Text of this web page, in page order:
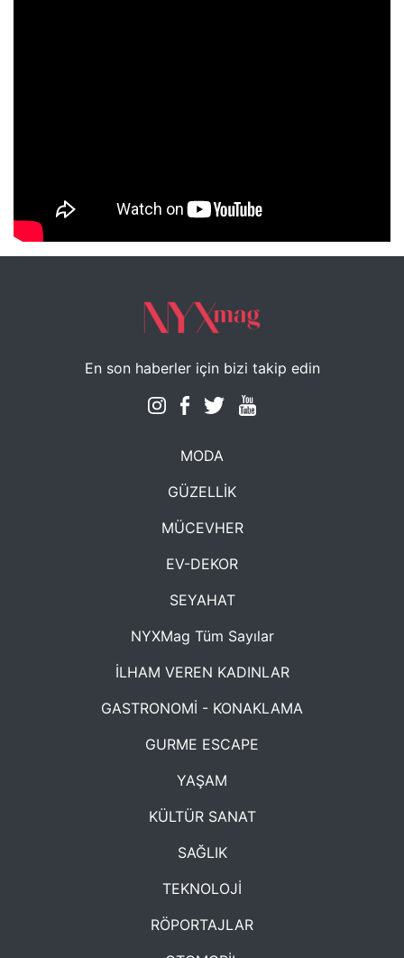
NYXmag 2. Yaş Kutlama Etkinliği
En son haberler için bizi takip edin
MODA
GÜZELLİK
MÜCEVHER
EV-DEKOR
SEYAHAT
NYXMag Tüm Sayılar
İLHAM VEREN KADINLAR
GASTRONOMİ - KONAKLAMA
GURME ESCAPE
YAŞAM
KÜLTÜR SANAT
SAĞLIK
TEKNOLOJİ
RÖPORTAJLAR